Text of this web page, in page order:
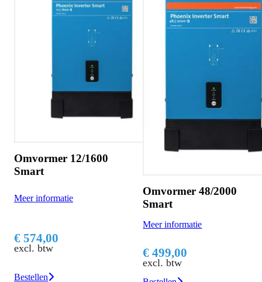
Omvormer 12/1600
Smart
Meer informatie
€ 574,00
excl. btw
Bestellen
Omvormer 48/2000
Smart
Meer informatie
€ 499,00
excl. btw